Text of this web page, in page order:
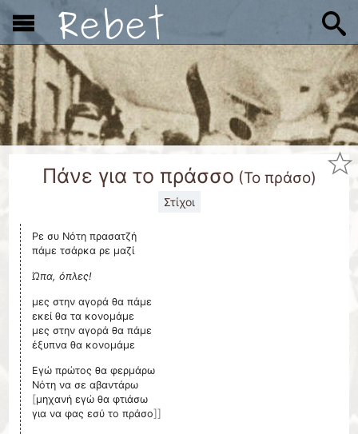
x
Πάνε για το πράσσο (Το πράσο)
Στίχοι
Ρε συ Νότη πρασατζή
πάμε τσάρκα ρε μαζί
Ώπα, όπλες!
μες στην αγορά θα πάμε
εκεί θα τα κονομάμε
μες στην αγορά θα πάμε
έξυπνα θα κονομάμε
Εγώ πρώτος θα φερμάρω
[μηχανή εγώ θα φτιάσω
για να φας εσύ το πράσο]]